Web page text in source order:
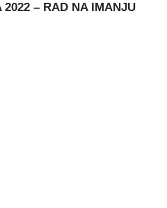
2022 – RAD NA IMANJU